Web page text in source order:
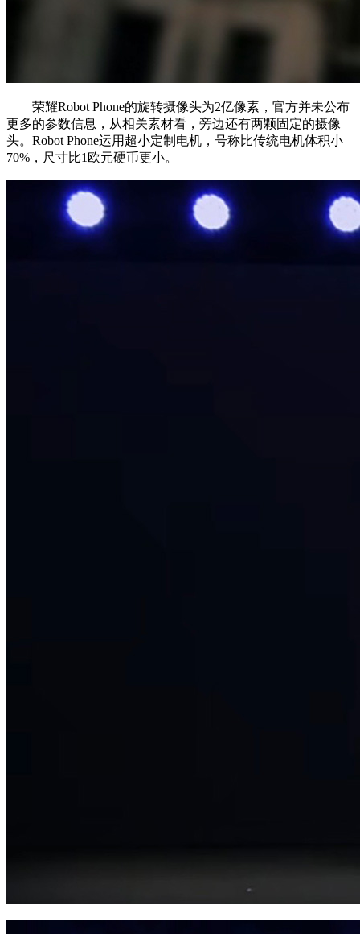
荣耀Robot Phone的旋转摄像头为2亿像素，官方并未公布
更多的参数信息，从相关素材看，旁边还有两颗固定的摄像
头。Robot Phone运用超小定制电机，号称比传统电机体积小
70%，尺寸比1欧元硬币更小。